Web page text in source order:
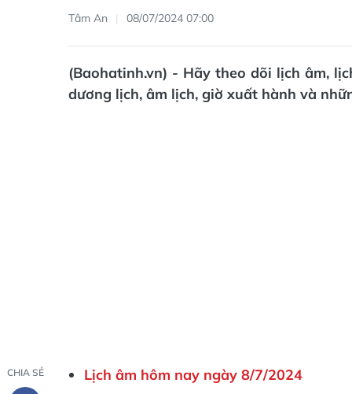
Tâm An 08/07/2024 07:00
(Baohatinh.vn) - Hãy theo dõi lịch âm,
dương lịch, âm lịch, giờ xuất hành và
CHIA SẺ Lịch âm hôm nay ngày 8/7/2024